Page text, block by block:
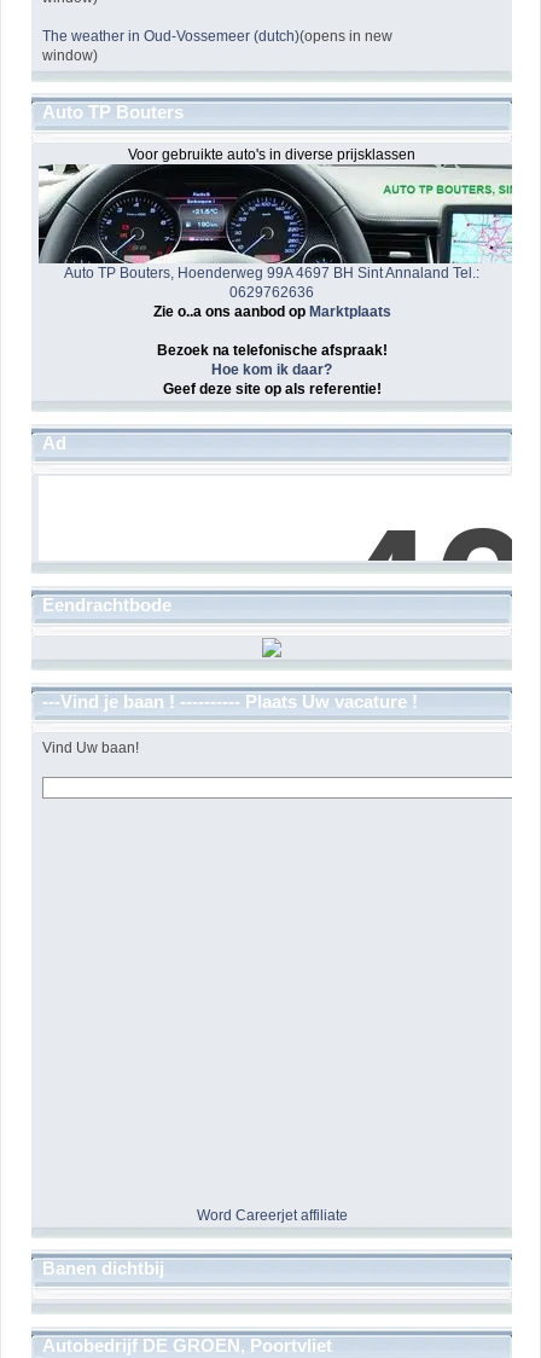
The weather in Oud-Vossemeer (dutch)(opens in new
window)
Auto TP Bouters
Voor gebruikte auto's in diverse prijsklassen
Auto TP Bouters, Hoenderweg 99A 4697 BH Sint Annaland Tel.:
0629762636
Zie o..a ons aanbod op Marktplaats
Bezoek na telefonische afspraak!
Hoe kom ik daar?
Geef deze site op als referentie!
Ad
Eendrachtbode
---Vind je baan ! ---------- Plaats Uw vacature !
Vind Uw baan!
Word Careerjet affiliate
Banen dichtbij
Autobedrijf DE GROEN, Poortvliet